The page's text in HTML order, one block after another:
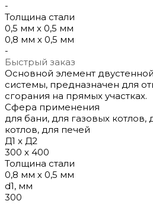
-
Толщина стали
0,5 мм х 0,5 мм
0,8 мм х 0,5 мм
-
Быстрый заказ
Основной элемент
системы, предназначен для
сгорания на прямых участках.
Сфера применения
для бани, для газовых котлов,
котлов, для печей
Д1 х Д2
300 х 400
Толщина стали
0,8 мм х 0,5 мм
d1, мм
300